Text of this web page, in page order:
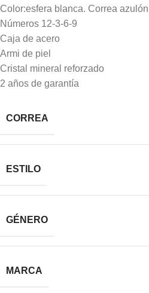
Color:esfera blanca. Correa azulón
Números 12-3-6-9
Caja de acero
Armi de piel
Cristal mineral reforzado
2 años de garantía
CORREA
ESTILO
GÉNERO
MARCA